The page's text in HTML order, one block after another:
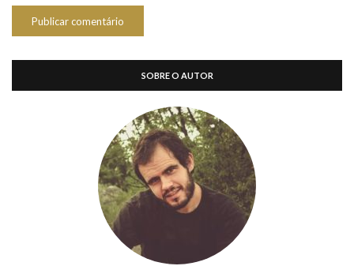
SOBRE O AUTOR